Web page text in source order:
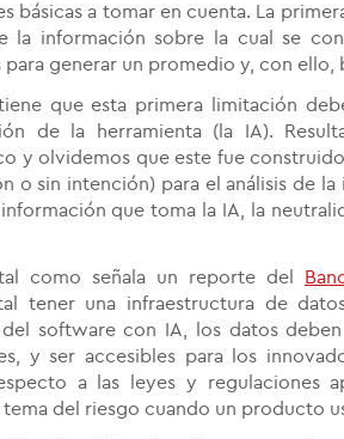
básicas a tomar en cuenta. La
la información sobre la cual se
para generar un promedio y, con ello,
que esta primera limitación
de la herramienta (la IA).
y olvidemos que este fue
o sin intención) para el análisis de
que toma la IA, la
como señala un reporte del
tener una infraestructura de
software con IA, los datos
y ser accesibles para los
a las leyes y regulaciones
del riesgo cuando un producto